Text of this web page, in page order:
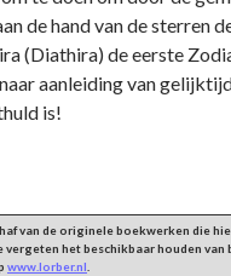
de hand van de sterren
(Diathira) de eerste
aanleiding van
is!
van de originele boekwerken die
het beschikbaar houden
www.lorber.nl